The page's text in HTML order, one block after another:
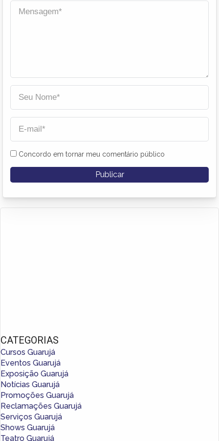
Concordo em tornar meu comentário público
CATEGORIAS
Cursos Guarujá
Eventos Guarujá
Exposição Guarujá
Notícias Guarujá
Promoções Guarujá
Reclamações Guarujá
Serviços Guarujá
Shows Guarujá
Teatro Guarujá